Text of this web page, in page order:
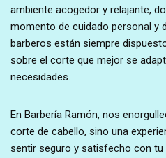
ambiente acogedor y relajante,
momento de cuidado personal y
barberos están siempre
sobre el corte que mejor se
necesidades.
En Barbería Ramón, nos
corte de cabello, sino una
sentir seguro y satisfecho con tu